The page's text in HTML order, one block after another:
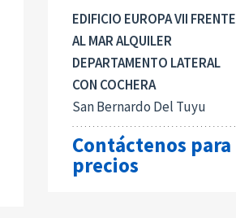
EDIFICIO EUROPA VII FRENTE
AL MAR ALQUILER
DEPARTAMENTO LATERAL
CON COCHERA
San Bernardo Del Tuyu
Contáctenos para
precios